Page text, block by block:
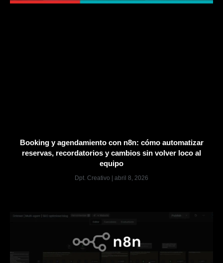
Booking y agendamiento con n8n: cómo automatizar
reservas, recordatorios y cambios sin volver loco al
equipo
Dpt. Creativo abril 8, 2026